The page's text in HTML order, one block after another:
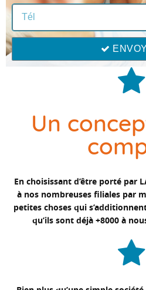
Un
En choisissant d’être porté par
à nos nombreuses filiales par
petites choses qui
qu’ils sont déjà +8000 à